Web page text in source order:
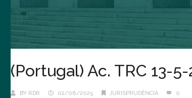
(Portugal) Ac. TRC 13-
BY RDR 02/08/2025 JURISPRUDÊNCIA 0